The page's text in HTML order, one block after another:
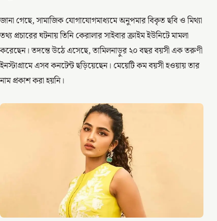
জানা গেছে, সামাজিক যোগাযোগমাধ্যমে অনুপমার বিকৃত ছবি ও মিথ্যা
তথ্য প্রচারের ঘটনায় তিনি কেরালার সাইবার ক্রাইম ইউনিটে মামলা
করেছেন। তদন্তে উঠে এসেছে, তামিলনাড়ুর ২০ বছর বয়সী এক তরুণী
ইনস্টাগ্রামে এসব কনটেন্ট ছড়িয়েছেন। মেয়েটি কম বয়সী হওয়ায় তার
নাম প্রকাশ করা হয়নি।